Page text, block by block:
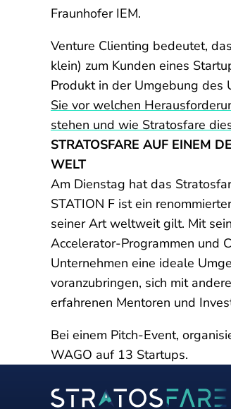
Fraunhofer IEM.
Venture Clienting bedeutet,
klein) zum Kunden eines
Produkt in der Umgebung des
Sie vor welchen
stehen und wie Stratosfare
STRATOSFARE AUF EINEM
ELT
Am Dienstag hat das
STATION F ist ein
seiner Art weltweit gilt. Mit
Accelerator-Programmen und
Unternehmen eine ideale
voranzubringen, sich mit
erfahrenen Mentoren und
Bei einem Pitch-Event,
WAGO auf 13 Startups.